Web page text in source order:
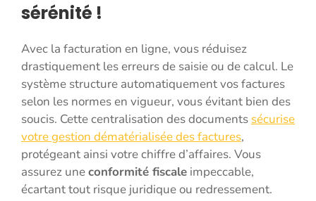
sérénité !
Avec la facturation en ligne, vous réduisez
drastiquement les erreurs de saisie ou de calcul. Le
système structure automatiquement vos factures
selon les normes en vigueur, vous évitant bien des
soucis. Cette centralisation des documents sécurise
votre gestion dématérialisée des factures,
protégeant ainsi votre chiffre d’affaires. Vous
assurez uneconformité fiscale impeccable,
écartant tout risque juridique ou redressement.